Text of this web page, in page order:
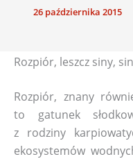
26 października 2015
Rozpiór, leszcz siny,
Rozpiór, znany
to gatunek
z rodziny
ekosystemów